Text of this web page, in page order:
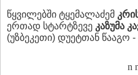
წყვილებში ტყემალაძემ
ერთად სტარტზევე კაზუმა
(უზბეკეთი) დუეტთან წააგო -
n